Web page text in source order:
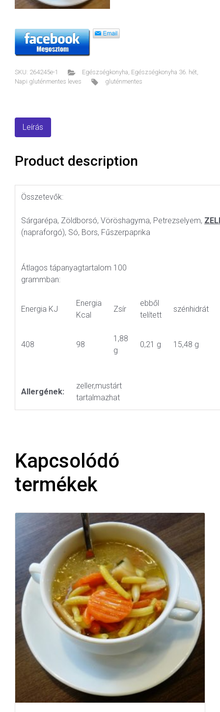
SKU: 264245e-1 Egészségkonyha, Egészségkonyha 36. hét,
Napi gluténmentes leves
gluténmentes
Leírás
Product description
Összetevők:
Sárgarépa, Zöldborsó, Vöröshagyma, Petrezselyem,
(napraforgó), Só, Bors, Fűszerpaprika
Átlagos tápanyagtartalom 100
grammban:
Energia KJ
Energia
Kcal
Zsír
ebből
telített
szénhidrát
408 98
1,88
g
0,21 g 15,48 g
Allergének:
zeller,mustárt
tartalmazhat
Kapcsolódó
termékek